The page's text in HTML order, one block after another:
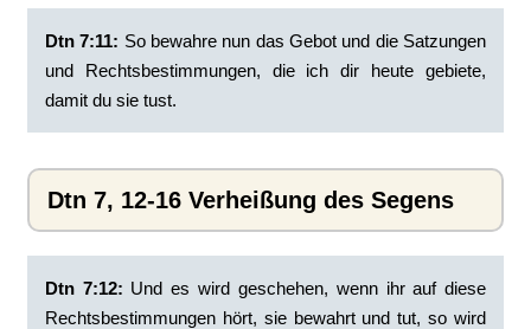
Dtn 7:11: ‭So bewahre nun das Gebot und die Satzungen
und Rechtsbestimmungen, die ich dir heute gebiete,
damit du sie tust.
Dtn 7, 12-16 Verheißung des Segens
Dtn 7:12: ‭Und es wird geschehen, wenn ihr auf diese
Rechtsbestimmungen hört, sie bewahrt und tut, so wird